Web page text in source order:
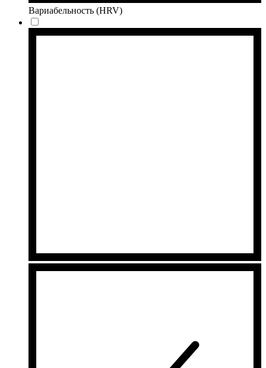
Вариабельность (HRV)